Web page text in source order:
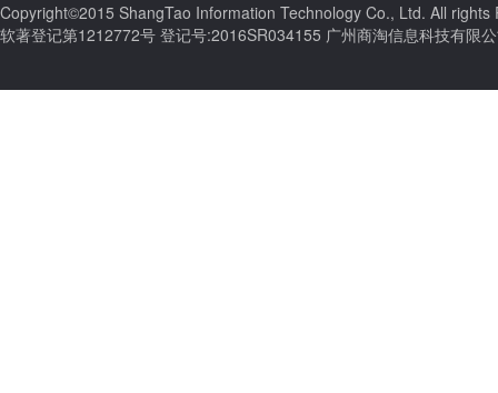
Copyright©2015 ShangTao Information Technology Co., Ltd. All
软著登记第1212772号 登记号:2016SR034155 广州商淘信息科技有限